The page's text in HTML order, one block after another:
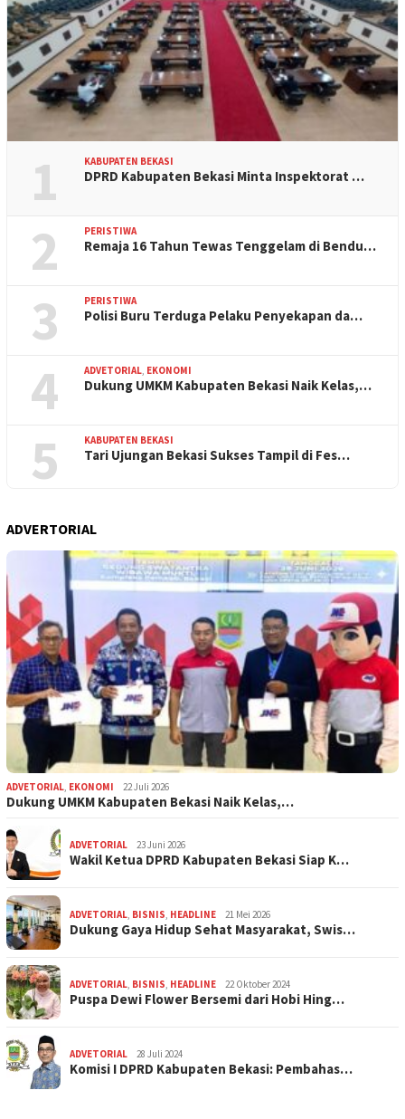
1 KABUPATEN BEKASI
DPRD Kabupaten Bekasi Minta Inspektorat …
2 PERISTIWA
Remaja 16 Tahun Tewas Tenggelam di Bendu…
3 PERISTIWA
Polisi Buru Terduga Pelaku Penyekapan da…
4 ADVETORIAL EKONOMI
Dukung UMKM Kabupaten Bekasi Naik Kelas,…
5 KABUPATEN BEKASI
Tari Ujungan Bekasi Sukses Tampil di Fes…
ADVERTORIAL
ADVETORIAL EKONOMI 22 Juli 2026
Dukung UMKM Kabupaten Bekasi Naik Kelas,…
ADVETORIAL 23 Juni 2026
Wakil Ketua DPRD Kabupaten Bekasi Siap K…
ADVETORIAL BISNIS HEADLINE 21 Mei 2026
Dukung Gaya Hidup Sehat Masyarakat, Swis…
ADVETORIAL BISNIS HEADLINE 22 Oktober 2024
Puspa Dewi Flower Bersemi dari Hobi Hing…
ADVETORIAL 28 Juli 2024
Komisi I DPRD Kabupaten Bekasi: Pembahas…